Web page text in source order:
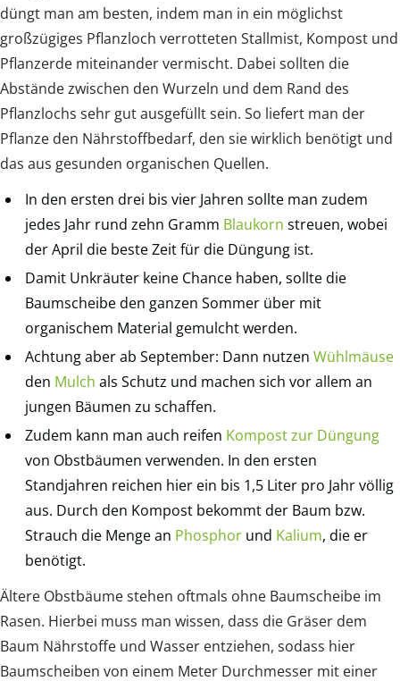
düngt man am besten, indem man in ein möglichst
großzügiges Pflanzloch verrotteten Stallmist, Kompost und
Pflanzerde miteinander vermischt. Dabei sollten die
Abstände zwischen den Wurzeln und dem Rand des
Pflanzlochs sehr gut ausgefüllt sein. So liefert man der
Pflanze den Nährstoffbedarf, den sie wirklich benötigt und
das aus gesunden organischen Quellen.
In den ersten drei bis vier Jahren sollte man zudem
jedes Jahr rund zehn Gramm Blaukorn streuen, wobei
der April die beste Zeit für die Düngung ist.
Damit Unkräuter keine Chance haben, sollte die
Baumscheibe den ganzen Sommer über mit
organischem Material gemulcht werden.
Achtung aber ab September: Dann nutzen Wühlmäuse
den Mulch als Schutz und machen sich vor allem an
jungen Bäumen zu schaffen.
Zudem kann man auch reifen Kompost zur Düngung
von Obstbäumen verwenden. In den ersten
Standjahren reichen hier ein bis 1,5 Liter pro Jahr völlig
aus. Durch den Kompost bekommt der Baum bzw.
Strauch die Menge an Phosphor und Kalium, die er
benötigt.
Ältere Obstbäume stehen oftmals ohne Baumscheibe im
Rasen. Hierbei muss man wissen, dass die Gräser dem
Baum Nährstoffe und Wasser entziehen, sodass hier
Baumscheiben von einem Meter Durchmesser mit einer